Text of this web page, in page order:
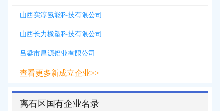
山西实淳氢能科技有限公司
山西长力橡塑科技有限公司
吕梁市昌源铝业有限公司
查看更多新成立企业>>
离石区国有企业名录